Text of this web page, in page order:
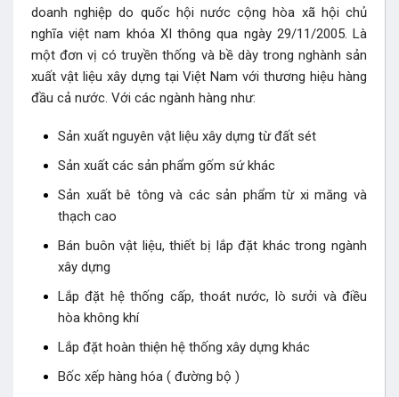
doanh nghiệp do quốc hội nước cộng hòa xã hội chủ
nghĩa việt nam khóa XI thông qua ngày 29/11/2005. Là
một đơn vị có truyền thống và bề dày trong nghành sản
xuất vật liệu xây dựng tại Việt Nam với thương hiệu hàng
đầu cả nước. Với các ngành hàng như:
Sản xuất nguyên vật liệu xây dựng từ đất sét
Sản xuất các sản phẩm gốm sứ khác
Sản xuất bê tông và các sản phẩm từ xi măng và
thạch cao
Bán buôn vật liệu, thiết bị lắp đặt khác trong ngành
xây dựng
Lắp đặt hệ thống cấp, thoát nước, lò sưởi và điều
hòa không khí
Lắp đặt hoàn thiện hệ thống xây dựng khác
Bốc xếp hàng hóa ( đường bộ )